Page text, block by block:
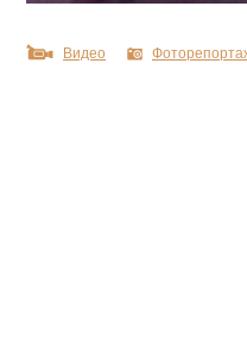
Видео